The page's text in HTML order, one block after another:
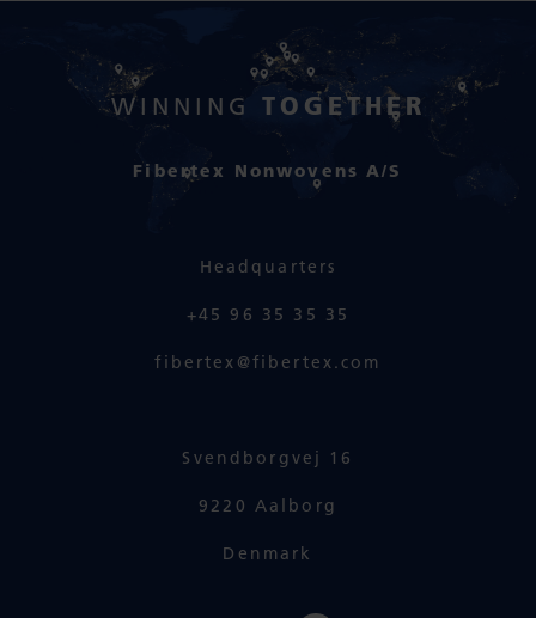
WINNING TOGETHER
Fibertex Nonwovens A/S
Headquarters
+45 96 35 35 35
fibertex@fibertex.com
Svendborgvej 16
9220 Aalborg
Denmark